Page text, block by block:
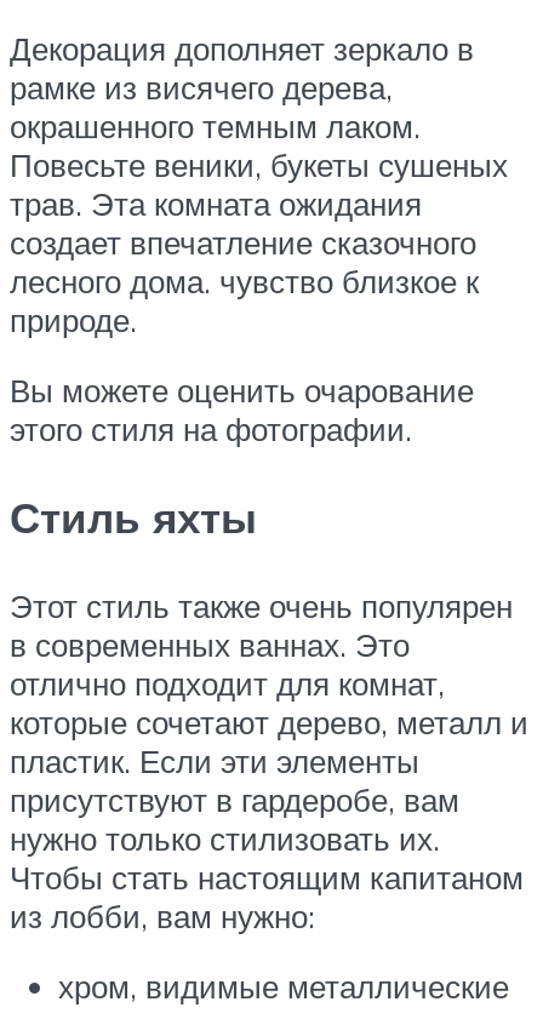
Декорация дополняет зеркало в
рамке из висячего дерева,
окрашенного темным лаком.
Повесьте веники, букеты сушеных
трав. Эта комната ожидания
создает впечатление сказочного
лесного дома. чувство близкое к
природе.
Вы можете оценить очарование
этого стиля на фотографии.
Стиль яхты
Этот стиль также очень популярен
в современных ваннах. Это
отлично подходит для комнат,
которые сочетают дерево, металл и
пластик. Если эти элементы
присутствуют в гардеробе, вам
нужно только стилизовать их.
Чтобы стать настоящим капитаном
из лобби, вам нужно:
хром, видимые металлические